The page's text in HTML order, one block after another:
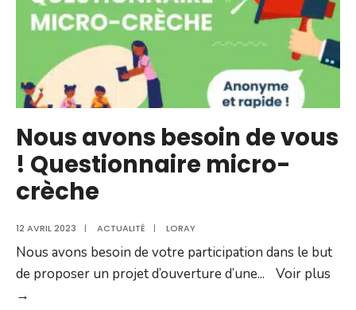
Nous avons besoin de vous
! Questionnaire micro-
crèche
12 AVRIL 2023 | ACTUALITÉ | LORAY
Nous avons besoin de votre participation dans le but
de proposer un projet d’ouverture d’une...
Voir plus
→